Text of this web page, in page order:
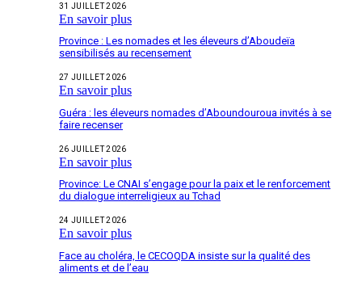
31 JUILLET 2026
En savoir plus
Province : Les nomades et les éleveurs d’Aboudeïa
sensibilisés au recensement
27 JUILLET 2026
En savoir plus
Guéra : les éleveurs nomades d’Aboundouroua invités à se
faire recenser
26 JUILLET 2026
En savoir plus
Province: Le CNAI s’engage pour la paix et le renforcement
du dialogue interreligieux au Tchad
24 JUILLET 2026
En savoir plus
Face au choléra, le CECOQDA insiste sur la qualité des
aliments et de l’eau